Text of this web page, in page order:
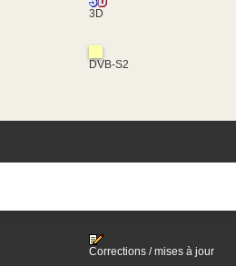
3D
DVB-S2
Corrections / mises à jour